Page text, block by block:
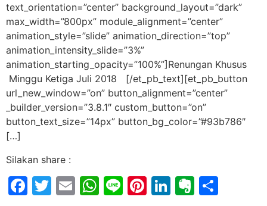
text_orientation=”center” background_layout=”dark”
max_width=”800px” module_alignment=”center”
animation_style=”slide” animation_direction=”top”
animation_intensity_slide=”3%”
animation_starting_opacity=”100%”]Renungan Khusus
Minggu Ketiga Juli 2018 [/et_pb_text][et_pb_button
url_new_window=”on” button_alignment=”center”
_builder_version=”3.8.1″ custom_button=”on”
button_text_size=”14px” button_bg_color=”#93b786″
[…]
Silakan share :
Facebook
Twitter
EmailWhatsApp
LinePinterest
LinkedIn